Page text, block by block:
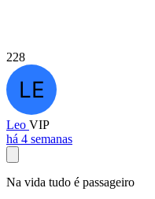
228
Leo VIP
há 4 semanas
Na vida tudo é passageiro